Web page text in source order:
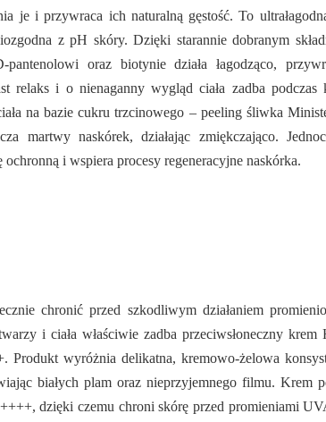
je i przywraca ich naturalną gęstość. To
z pH skóry. Dzięki starannie dobranym
oraz biotynie działa łagodząco,
relaks i o nienaganny wygląd ciała zadba podczas
na bazie cukru trzcinowego – peeling śliwka
martwy naskórek, działając zmiękczająco.
i wspiera procesy regeneracyjne naskórka.
chronić przed szkodliwym działaniem
i ciała właściwie zadba przeciwsłoneczny krem
wyróżnia delikatna, kremowo-żelowa
białych plam oraz nieprzyjemnego filmu. Krem
dzięki czemu chroni skórę przed promieniami